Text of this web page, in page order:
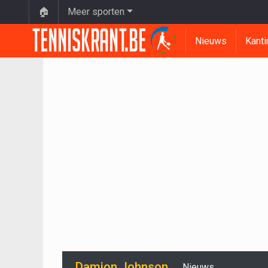
🏠 Meer sporten
Nieuws